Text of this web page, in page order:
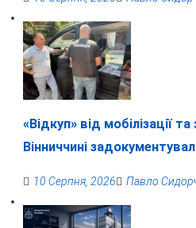
«Відкуп» від мобілізації
Вінниччині
10 Серпня, 2026 Павло